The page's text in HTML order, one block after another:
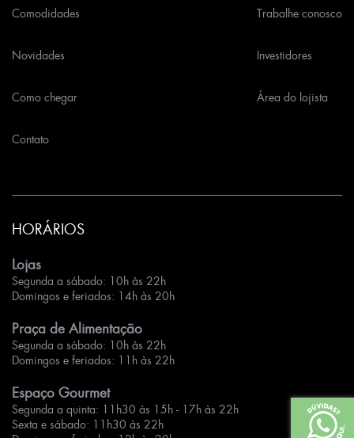
Comodidades
Novidades
Como chegar
Contato
Trabalhe conosco
Investidores
Área do lojista
HORÁRIOS
Lojas
Segunda a sábado: 10h às 22h
Domingos e feriados: 14h às 20h
Praça de Alimentação
Segunda a sábado: 10h às 22h
Domingos e feriados: 11h às 22h
Espaço Gourmet
Segunda a quinta: 11h30 às 15h - 17h às 22h
Sexta e sábado: 11h30 às 22h